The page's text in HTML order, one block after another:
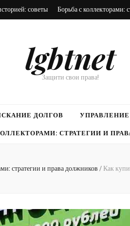
советы Борьба с коллекторами:
lgbtnet
Защити свои права!
ДОЛГОВ
СТРАТЕГИИ И
стратегии и права должников /Как